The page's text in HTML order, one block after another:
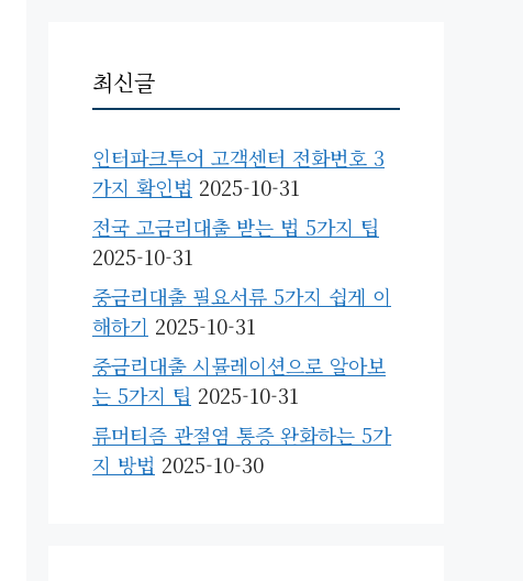
최신글
인터파크투어 고객센터 전화번호 3
가지 확인법 2025-10-31
전국 고금리대출 받는 법 5가지 팁
2025-10-31
중금리대출 필요서류 5가지 쉽게 이
해하기 2025-10-31
중금리대출 시뮬레이션으로 알아보
는 5가지 팁 2025-10-31
류머티즘 관절염 통증 완화하는 5가
지 방법 2025-10-30